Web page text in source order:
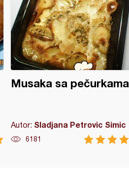
Musaka sa pečurkama
Autor: Sladjana Petrovic Simic
6181